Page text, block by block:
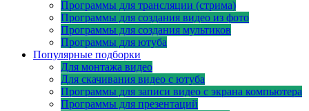
Программы для трансляции (стрима)
Программы для создания видео из фото
Программы для создания мультиков
Программы для ютуба
Популярные подборки
Для монтажа видео
Для скачивания видео с ютуба
Программы для записи видео с экрана компьютера
Программы для презентаций